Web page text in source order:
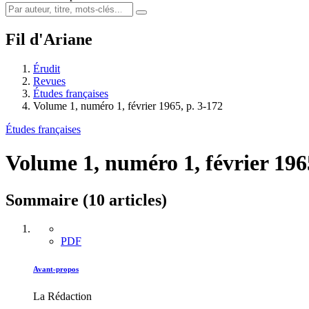
Fil d'Ariane
Érudit
Revues
Études françaises
Volume 1, numéro 1, février 1965, p. 3-172
Études françaises
Volume 1, numéro 1, février
Sommaire (10 articles)
PDF
Avant-propos
La Rédaction